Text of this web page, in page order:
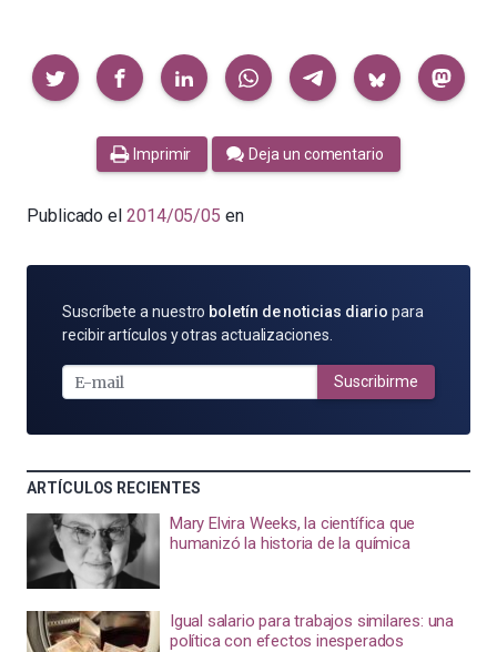
Compartir
Imprimir Deja un comentario
Publicado el 2014/05/05 en
SUSCRÍBETE
POR
MAIL
Suscríbete a nuestro boletín de noticias diario para
recibir artículos y otras actualizaciones.
Suscribirme
ARTÍCULOS RECIENTES
Mary Elvira Weeks, la científica que
humanizó la historia de la química
Igual salario para trabajos similares: una
política con efectos inesperados